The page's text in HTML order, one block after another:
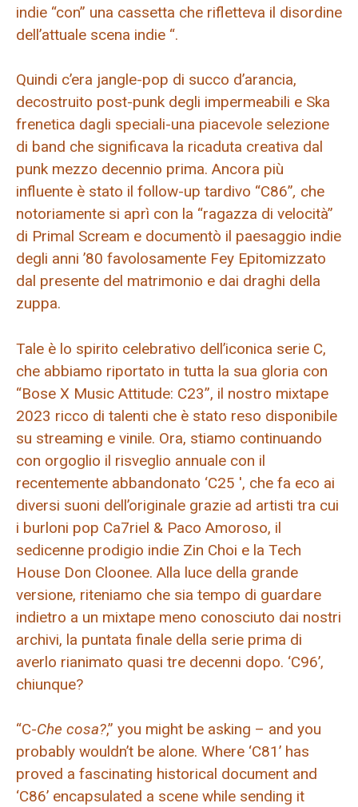
indie “con” una cassetta che rifletteva il disordine
dell’attuale scena indie “.
Quindi c’era jangle-pop di succo d’arancia,
decostruito post-punk degli impermeabili e Ska
frenetica dagli speciali-una piacevole selezione
di band che significava la ricaduta creativa dal
punk mezzo decennio prima. Ancora più
influente è stato il follow-up tardivo “C86”, che
notoriamente si aprì con la “ragazza di velocità”
di Primal Scream e documentò il paesaggio indie
degli anni ’80 favolosamente Fey Epitomizzato
dal presente del matrimonio e dai draghi della
zuppa.
Tale è lo spirito celebrativo dell’iconica serie C,
che abbiamo riportato in tutta la sua gloria con
“Bose X Music Attitude: C23”, il nostro mixtape
2023 ricco di talenti che è stato reso disponibile
su streaming e vinile. Ora, stiamo continuando
con orgoglio il risveglio annuale con il
recentemente abbandonato ‘C25 ′, che fa eco ai
diversi suoni dell’originale grazie ad artisti tra cui
i burloni pop Ca7riel & Paco Amoroso, il
sedicenne prodigio indie Zin Choi e la Tech
House Don Cloonee. Alla luce della grande
versione, riteniamo che sia tempo di guardare
indietro a un mixtape meno conosciuto dai nostri
archivi, la puntata finale della serie prima di
averlo rianimato quasi tre decenni dopo. ‘C96’,
chiunque?
“C-Che cosa?,” you might be asking – and you
probably wouldn’t be alone. Where ‘C81’ has
proved a fascinating historical document and
‘C86’ encapsulated a scene while sending it